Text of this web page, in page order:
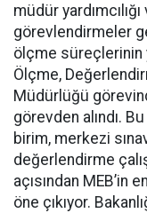
müdür
görevlendirmeler
ölçme
Ölçme,
Müdürlüğü
görevden alındı.
birim, merkezi
değerlendirme
açısından MEB’in
öne çıkıyor.